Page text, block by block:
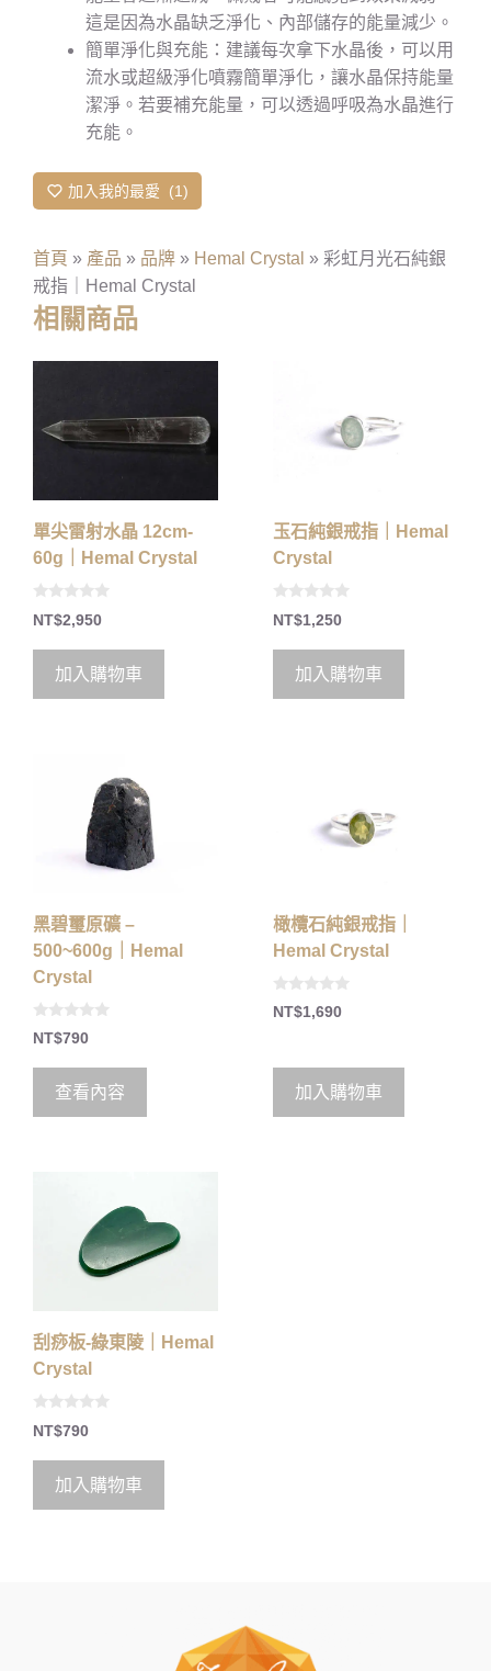
這是因為水晶缺乏淨化、內部儲存的能量減少。
簡單淨化與充能：建議每次拿下水晶後，可以用
流水或超級淨化噴霧簡單淨化，讓水晶保持能量
潔淨。若要補充能量，可以透過呼吸為水晶進行
充能。
加入我的最愛 1
首頁 » 產品 » 品牌 » Hemal Crystal » 彩虹月光石純銀
戒指｜Hemal Crystal
相關商品
單尖雷射水晶 12cm-
60g｜Hemal Crystal
0
o
t
5
NT$2,950
加入購物車
玉石純銀戒指｜Hemal
Crystal
0
o
t
5
NT$1,250
加入購物車
黑碧璽原礦 –
500~600g｜Hemal
Crystal
0
o
5
NT$790
查看內容
橄欖石純銀戒指｜
Hemal Crystal
0
oNT$1,690
加入購物車
刮痧板-綠東陵｜Hemal
Crystal
0
o
t
5
NT$790
加入購物車